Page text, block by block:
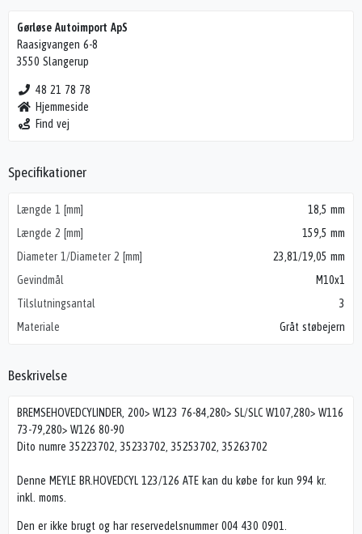
Gørløse Autoimport ApS
Raasigvangen 6-8
3550 Slangerup
48 21 78 78
Hjemmeside
Find vej
Specifikationer
Længde 1 [mm]
18,5 mm
Længde 2 [mm]
159,5 mm
Diameter 1/Diameter 2 [mm]
23,81/19,05 mm
Gevindmål
M10x1
Tilslutningsantal
3
Materiale
Gråt støbejern
Beskrivelse
BREMSEHOVEDCYLINDER, 200> W123 76-84,280> SL/SLC W107,280> W116
73-79,280> W126 80-90
Dito numre 35223702, 35233702, 35253702, 35263702
Denne MEYLE BR.HOVEDCYL 123/126 ATE kan du købe for kun 994 kr.
inkl. moms.
Den er ikke brugt og har reservedelsnummer 004 430 0901.